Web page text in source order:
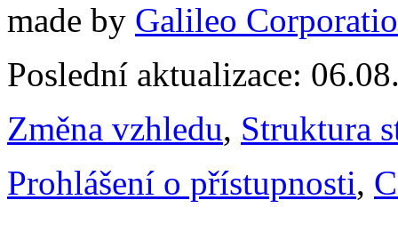
made by Galileo
Poslední aktualizace:
Změna vzhledu, Struktura
Prohlášení o přístupnosti,